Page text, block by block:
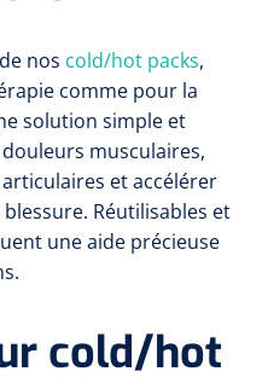
nos cold/hot packs,
comme pour la
solution simple et
musculaires,
et accélérer
Réutilisables et
une aide précieuse
cold/hot